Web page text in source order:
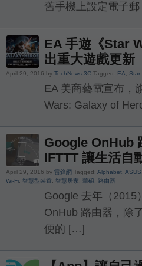
舊手機上設定電子
EA 手遊《Star
出重大遊戲更新
April 29, 2016 by TechNews 3C Tagged: EA, Star
EA 美商藝電宣布，
Wars: Galaxy of
Google OnHub
IFTTT 讓生活自
April 29, 2016 by 雷鋒網 Tagged: Alphabet, ASUS
Wi-Fi, 智慧型裝置, 智慧居家, 華碩 , 路由器
Google 去年（2015
OnHub 路由器，除
便的 […]